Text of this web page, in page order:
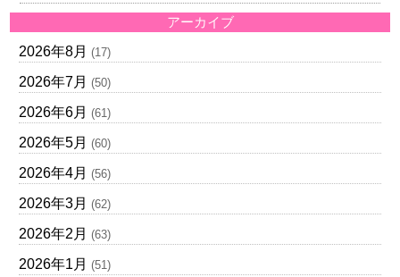
アーカイブ
2026年8月 (17)
2026年7月 (50)
2026年6月 (61)
2026年5月 (60)
2026年4月 (56)
2026年3月 (62)
2026年2月 (63)
2026年1月 (51)